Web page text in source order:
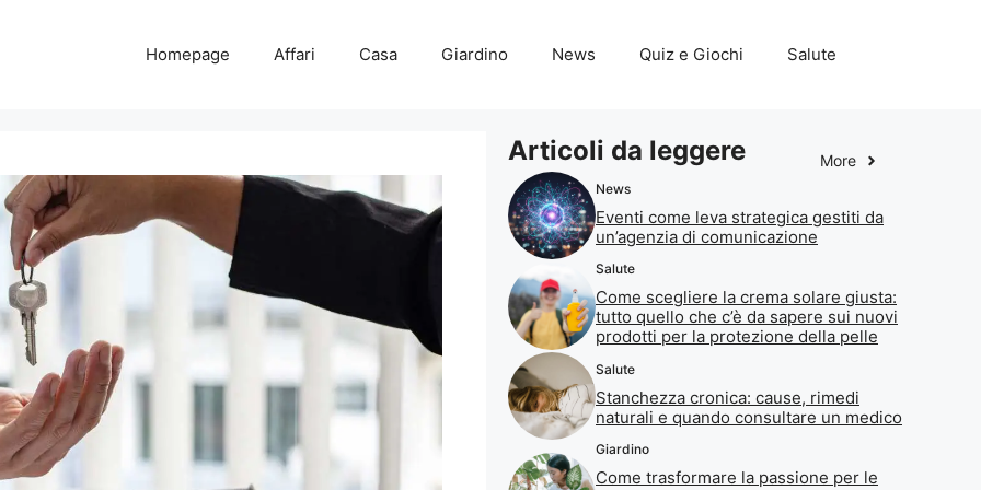
Homepage Affari Casa Giardino News Quiz e Giochi Salute
Articoli da leggere More
News
Eventi come leva strategica gestiti da
un’agenzia di comunicazione
Salute
Come scegliere la crema solare giusta:
tutto quello che c’è da sapere sui nuovi
prodotti per la protezione della pelle
Salute
Stanchezza cronica: cause, rimedi
naturali e quando consultare un medico
Giardino
Come trasformare la passione per le